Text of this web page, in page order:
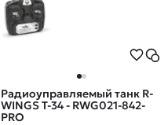
Радиоуправляемый танк R-
WINGS T-34 - RWG021-842-
PRO